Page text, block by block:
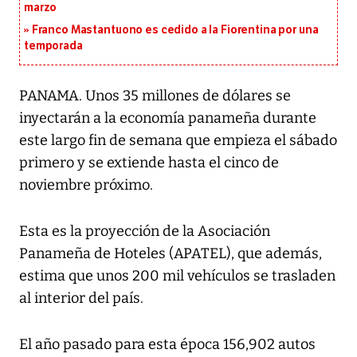
marzo
Franco Mastantuono es cedido a la Fiorentina por una
temporada
PANAMA. Unos 35 millones de dólares se
inyectarán a la economía panameña durante
este largo fin de semana que empieza el sábado
primero y se extiende hasta el cinco de
noviembre próximo.
Esta es la proyección de la Asociación
Panameña de Hoteles (APATEL), que además,
estima que unos 200 mil vehículos se trasladen
al interior del país.
El año pasado para esta época 156,902 autos